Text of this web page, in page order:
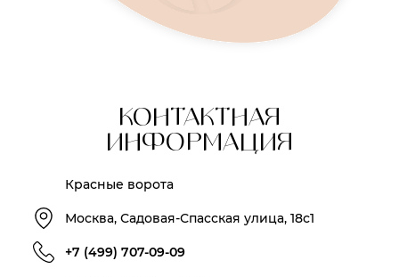
КОНТАКТНАЯ
ИНФОРМАЦИЯ
Красные ворота
Москва, Садовая-Спасская улица, 18с1
+7 (499) 707-09-09